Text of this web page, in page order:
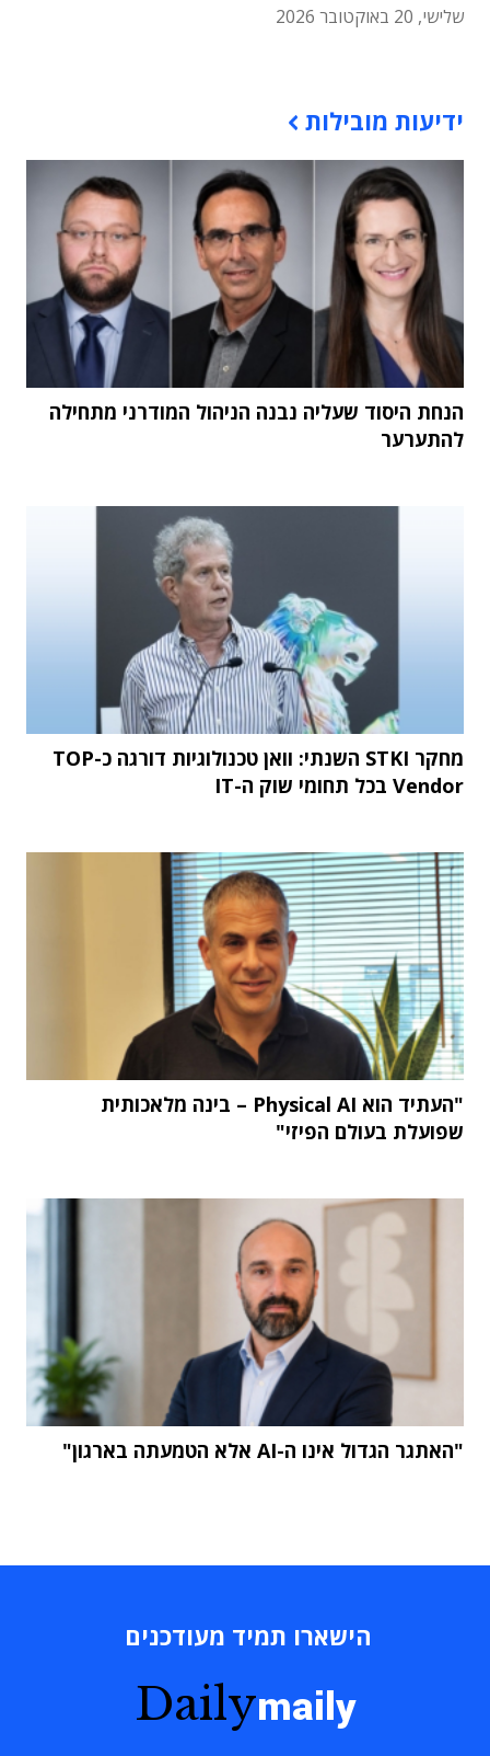
שלישי, 20 באוקטובר 2026
ידיעות מובילות
הנחת היסוד שעליה נבנה הניהול המודרני מתחילה
להתערער
מחקר STKI השנתי: וואן טכנולוגיות דורגה כ-TOP
Vendor בכל תחומי שוק ה-IT
"העתיד הוא Physical AI – בינה מלאכותית
שפועלת בעולם הפיזי"
"האתגר הגדול אינו ה-AI אלא הטמעתה בארגון"
הישארו תמיד מעודכנים
Dailymaily